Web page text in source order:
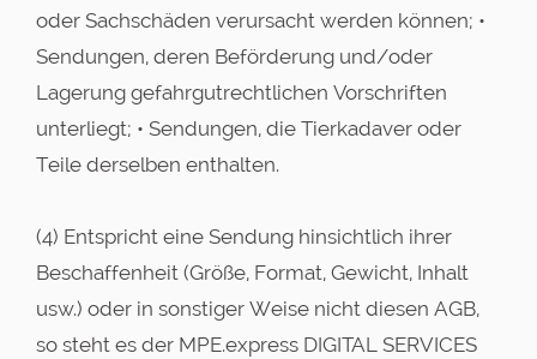
oder Sachschäden verursacht werden können; •
Sendungen, deren Beförderung und/oder
Lagerung gefahrgutrechtlichen Vorschriften
unterliegt; • Sendungen, die Tierkadaver oder
Teile derselben enthalten.
(4) Entspricht eine Sendung hinsichtlich ihrer
Beschaffenheit (Größe, Format, Gewicht, Inhalt
usw.) oder in sonstiger Weise nicht diesen AGB,
so steht es der MPE.express DIGITAL SERVICES